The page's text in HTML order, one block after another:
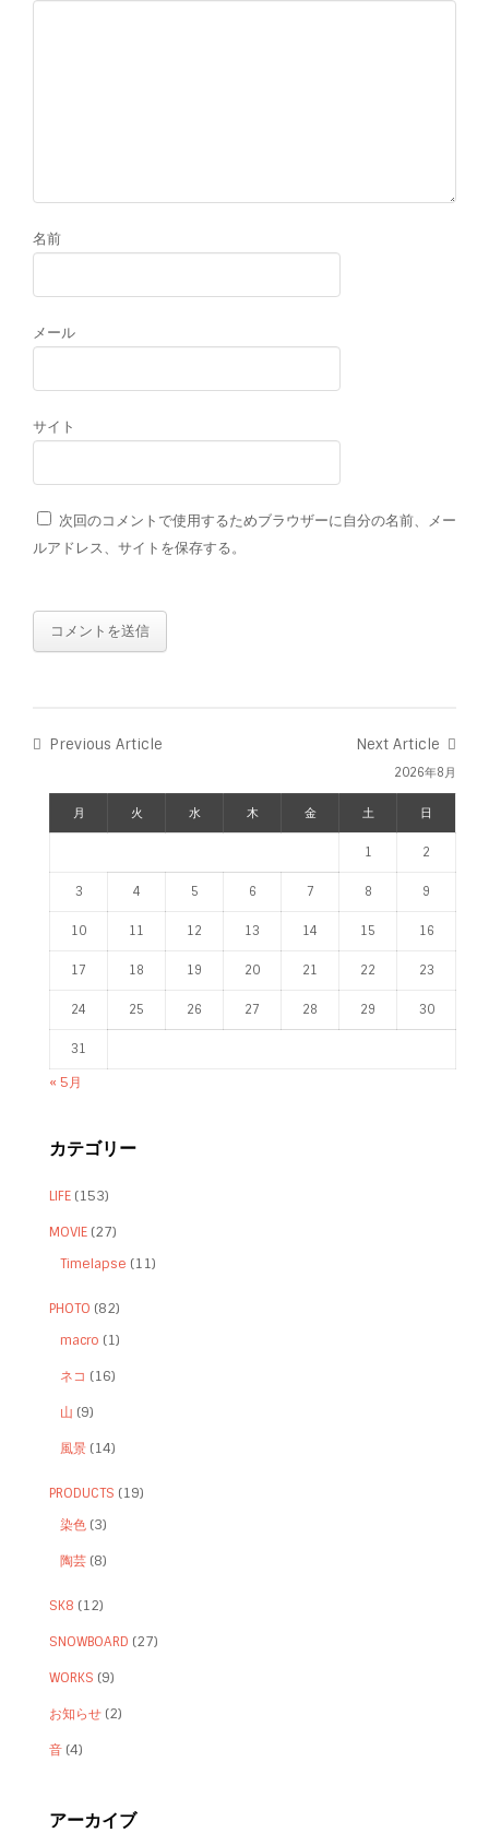
名前
メール
サイト
次回のコメントで使用するためブラウザーに自分の名前、メー
ルアドレス、サイトを保存する。
Previous Article Next Article
2026年8月
月 火 水 木 金 土 日
1 2
3 4 5 6 7 8 9
10 11 12 13 14 15 16
17 18 19 20 21 22 23
24 25 26 27 28 29 30
31
« 5月
カテゴリー
LIFE (153)
MOVIE (27)
Timelapse (11)
PHOTO (82)
macro (1)
ネコ (16)
山 (9)
風景 (14)
PRODUCTS (19)
染色 (3)
陶芸 (8)
SK8 (12)
SNOWBOARD (27)
WORKS (9)
お知らせ (2)
音 (4)
アーカイブ